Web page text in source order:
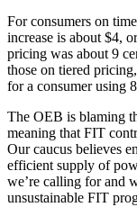
For consumers on
increase is about $4,
pricing was about 9
those on tiered
for a consumer using
The OEB is blaming
meaning that FIT
Our caucus believes
efficient supply of
we’re calling for and
unsustainable FIT